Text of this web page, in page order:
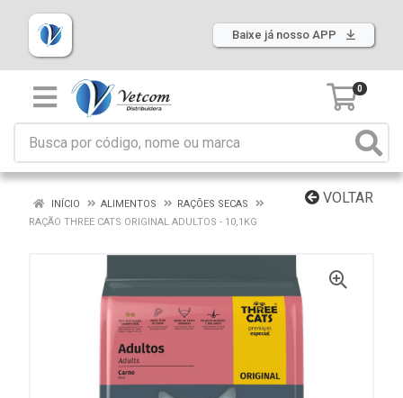
Baixe já nosso APP
0
VOLTAR
INÍCIO ALIMENTOS
RAÇÕES SECAS
RAÇÃO THREE CATS ORIGINAL ADULTOS - 10,1KG